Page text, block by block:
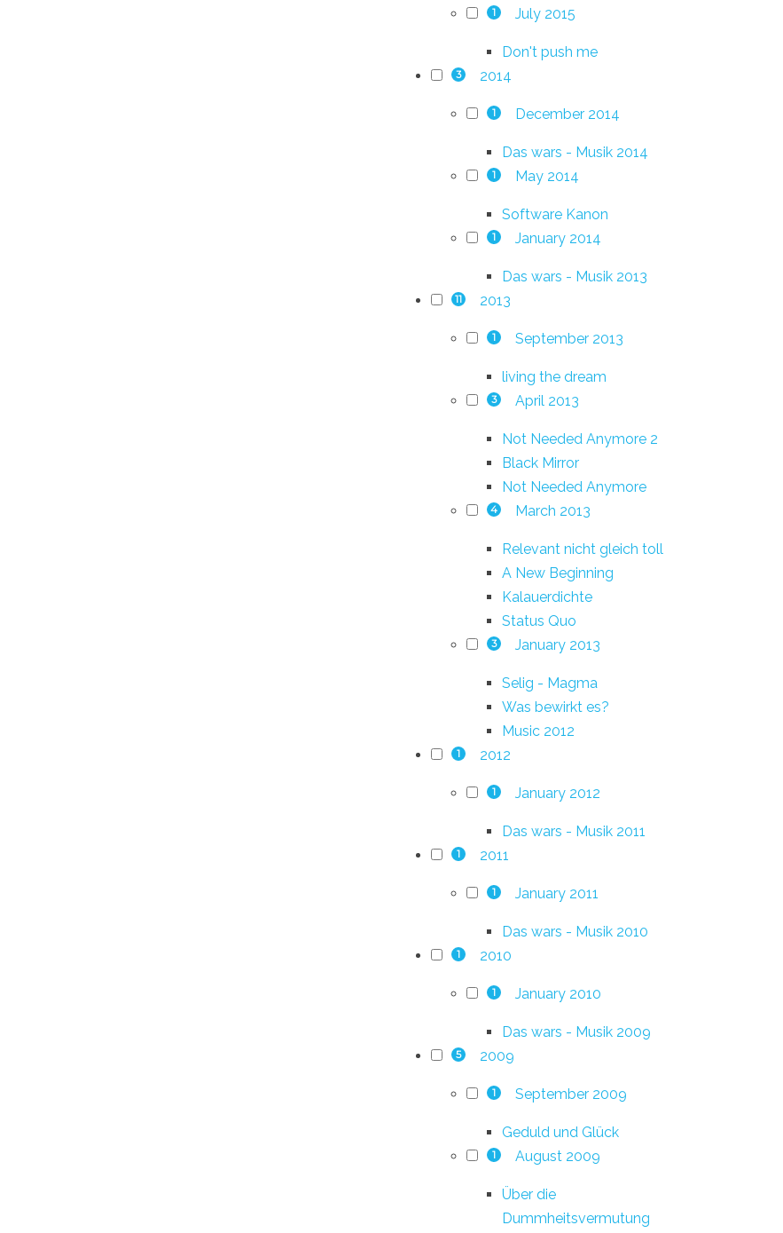
1 July 2015
Don't push me
3 2014
1 December 2014
Das wars - Musik 2014
1 May 2014
Software Kanon
1 January 2014
Das wars - Musik 2013
11 2013
1 September 2013
living the dream
3 April 2013
Not Needed Anymore 2
Black Mirror
Not Needed Anymore
4 March 2013
Relevant nicht gleich toll
A New Beginning
Kalauerdichte
Status Quo
3 January 2013
Selig - Magma
Was bewirkt es?
Music 2012
1 2012
1 January 2012
Das wars - Musik 2011
1 2011
1 January 2011
Das wars - Musik 2010
1 2010
1 January 2010
Das wars - Musik 2009
5 2009
1 September 2009
Geduld und Glück
1 August 2009
Über die
Dummheitsvermutung